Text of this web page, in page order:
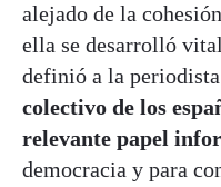
alejado de la
ella se desarrolló
definió a la
colectivo de los
relevante papel
democracia y para